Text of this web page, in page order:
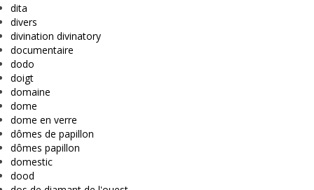
dita
divers
divination divinatory
documentaire
dodo
doigt
domaine
dome
dome en verre
dômes de papillon
dômes papillon
domestic
dood